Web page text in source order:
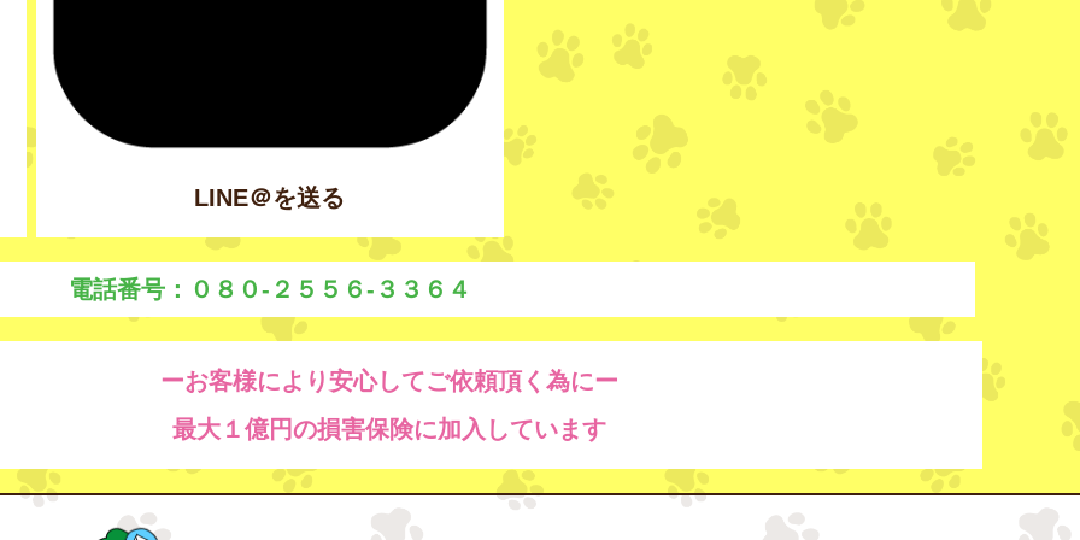
LINE＠を送る
電話番号：０８０-２５５６-３３６４
ーお客様により安心してご依頼頂く為にー
最大１億円の損害保険に加入しています